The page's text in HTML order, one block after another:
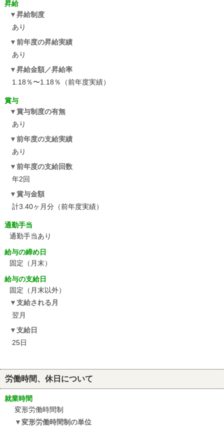
昇給
昇給制度
あり
前年度の昇給実績
あり
昇給金額／昇給率
1.18％〜1.18％（前年度実績）
賞与
賞与制度の有無
あり
前年度の支給実績
あり
前年度の支給回数
年2回
賞与金額
計3.40ヶ月分（前年度実績）
通勤手当
通勤手当あり
給与の締め日
固定（月末）
給与の支給日
固定（月末以外）
支給される月
翌月
支給日
25日
労働時間、休日について
就業時間
変形労働時間制
変形労働時間制の単位